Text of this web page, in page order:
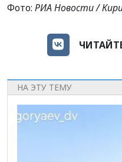
Фото: РИА Новости /
НА ЭТУ ТЕМУ